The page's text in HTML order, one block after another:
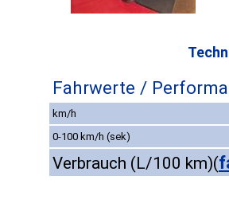
Fahrwerte /
km/h
0-100 km/h (sek)
Verbrauch (L/100 km)(